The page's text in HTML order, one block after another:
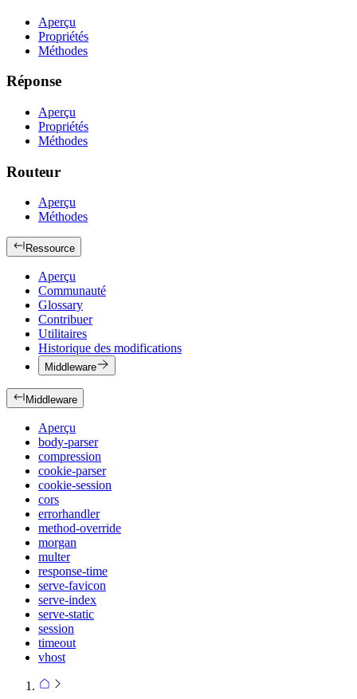
Aperçu
Propriétés
Méthodes
Réponse
Aperçu
Propriétés
Méthodes
Routeur
Aperçu
Méthodes
Ressource
Aperçu
Communauté
Glossary
Contribuer
Utilitaires
Historique des modifications
Middleware
Middleware
Aperçu
body-parser
compression
cookie-parser
cookie-session
cors
errorhandler
method-override
morgan
multer
response-time
serve-favicon
serve-index
serve-static
session
timeout
vhost